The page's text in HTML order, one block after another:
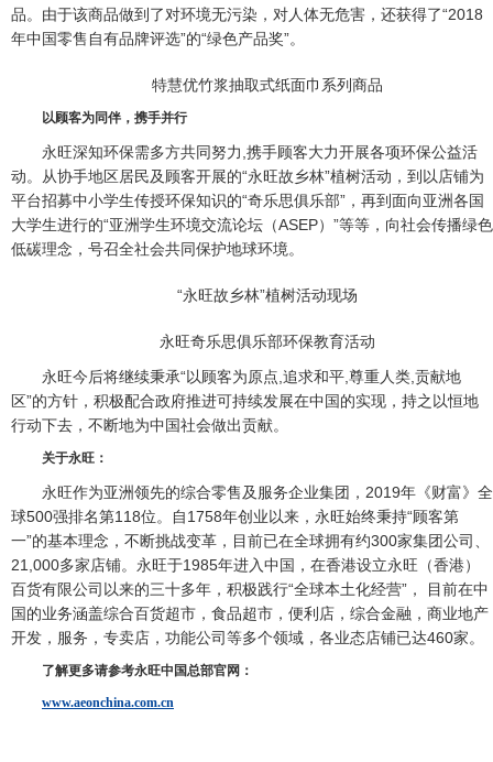
品。由于该商品做到了对环境无污染，对人体无危害，还获得了“2018
年中国零售自有品牌评选”的“绿色产品奖”。
特慧优竹浆抽取式纸面巾系列商品
以顾客为同伴，携手并行
永旺深知环保需多方共同努力,携手顾客大力开展各项环保公益活
动。从协手地区居民及顾客开展的“永旺故乡林”植树活动，到以店铺为
平台招募中小学生传授环保知识的“奇乐思俱乐部”，再到面向亚洲各国
大学生进行的“亚洲学生环境交流论坛（ASEP）”等等，向社会传播绿色
低碳理念，号召全社会共同保护地球环境。
“永旺故乡林”植树活动现场
永旺奇乐思俱乐部环保教育活动
永旺今后将继续秉承“以顾客为原点,追求和平,尊重人类,贡献地
区”的方针，积极配合政府推进可持续发展在中国的实现，持之以恒地
行动下去，不断地为中国社会做出贡献。
关于永旺：
永旺作为亚洲领先的综合零售及服务企业集团，2019年《财富》全
球500强排名第118位。自1758年创业以来，永旺始终秉持“顾客第
一”的基本理念，不断挑战变革，目前已在全球拥有约300家集团公司、
21,000多家店铺。永旺于1985年进入中国，在香港设立永旺（香港）
百货有限公司以来的三十多年，积极践行“全球本土化经营”， 目前在中
国的业务涵盖综合百货超市，食品超市，便利店，综合金融，商业地产
开发，服务，专卖店，功能公司等多个领域，各业态店铺已达460家。
了解更多请参考永旺中国总部官网：
www.aeonchina.com.cn